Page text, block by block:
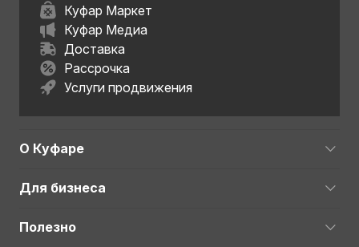
Куфар Маркет
Куфар Медиа
Доставка
Рассрочка
Услуги продвижения
О Куфаре
Для бизнеса
Полезно